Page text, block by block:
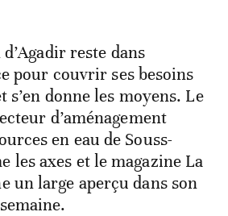
reste dans
pour couvrir ses besoins
s’en donne les moyens. Le
d’aménagement
en eau de Souss-
les axes et le magazine La
un large aperçu dans son